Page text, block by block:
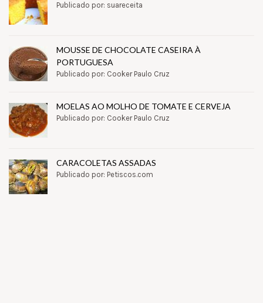
Publicado por: suareceita
MOUSSE DE CHOCOLATE CASEIRA À
PORTUGUESA
Publicado por: Cooker Paulo Cruz
MOELAS AO MOLHO DE TOMATE E CERVEJA
Publicado por: Cooker Paulo Cruz
CARACOLETAS ASSADAS
Publicado por: Petiscos.com